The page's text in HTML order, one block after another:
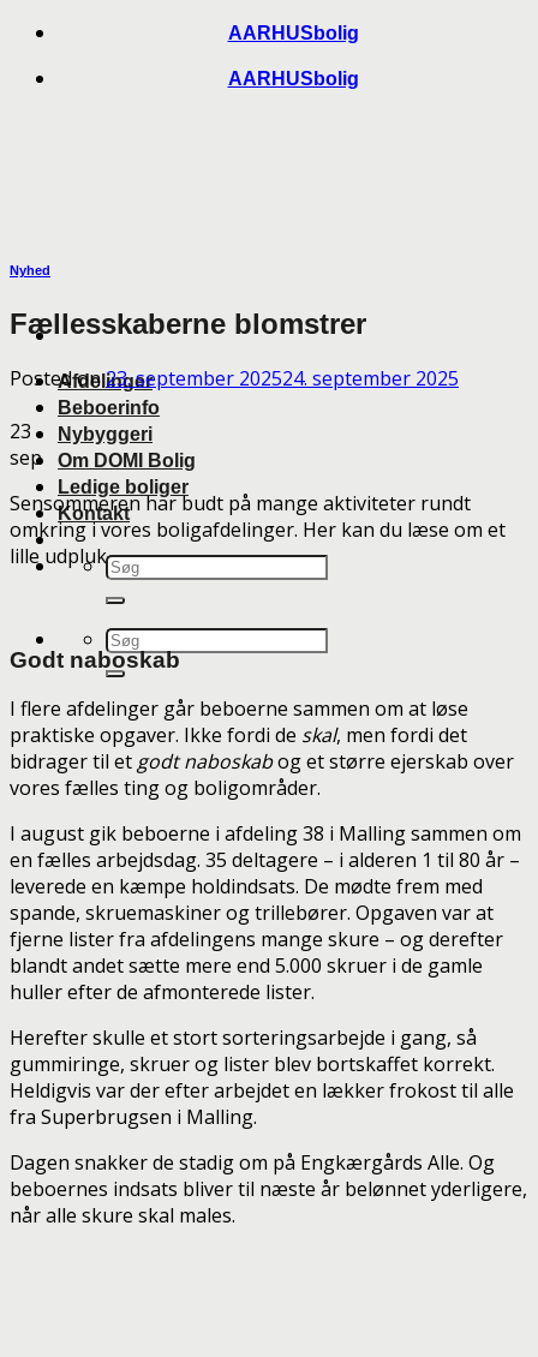
Skip
content
AARHUSbolig
AARHUSbolig
Afdelinger
Beboerinfo
Nybyggeri
Om DOMI Bolig
Ledige boliger
Kontakt
Nyhed
Fællesskaberne blomstrer
Posted on23. september 202524. september 2025
23
sep
Sensommeren har budt på mange aktiviteter rundt
omkring i vores boligafdelinger. Her kan du læse om et
lille udpluk
Godt naboskab
I flere afdelinger går beboerne sammen om at løse
praktiske opgaver. Ikke fordi de skal, men fordi det
bidrager til et godt naboskabog et større ejerskab over
vores fælles ting og boligområder.
I august gik beboerne i afdeling 38 i Malling sammen om
en fælles arbejdsdag. 35 deltagere – i alderen 1 til 80 år –
leverede en kæmpe holdindsats. De mødte frem med
spande, skruemaskiner og trillebører. Opgaven var at
fjerne lister fra afdelingens mange skure – og derefter
blandt andet sætte mere end 5.000 skruer i de gamle
huller efter de afmonterede lister.
Herefter skulle et stort sorteringsarbejde i gang, så
gummiringe, skruer og lister blev bortskaffet korrekt.
Heldigvis var der efter arbejdet en lækker frokost til alle
fra Superbrugsen i Malling.
Dagen snakker de stadig om på Engkærgårds Alle. Og
beboernes indsats bliver til næste år belønnet yderligere,
når alle skure skal males.